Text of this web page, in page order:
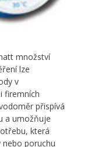
množství
lze
v
firemních
přispívá
a umožňuje
která
poruchu